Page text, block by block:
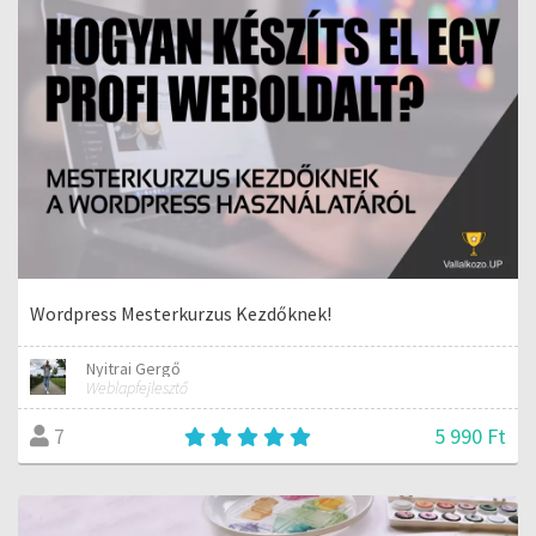
Wordpress Mesterkurzus Kezdőknek!
Nyitrai Gergő
Weblapfejlesztő
7 5 990 Ft